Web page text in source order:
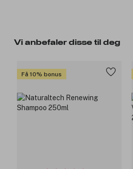
Vi anbefaler disse til deg
Få 10% bonus